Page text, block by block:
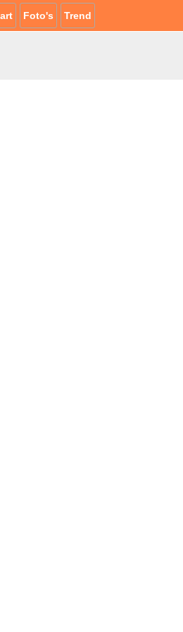
Foto's Trend